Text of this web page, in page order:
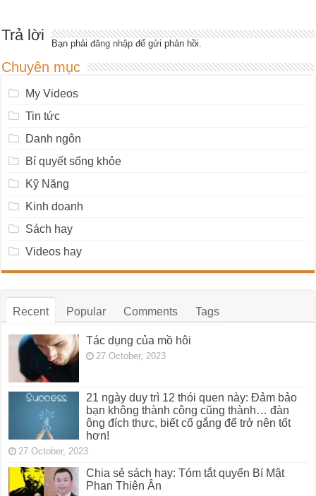
Trả lời Bạn phảiđăng nhập để gửi phản hồi.
Chuyên mục
My Videos
Tin tức
Danh ngôn
Bí quyết sống khỏe
Kỹ Năng
Kinh doanh
Sách hay
Videos hay
Recent Popular Comments Tags
Tác dụng của mồ hôi
27 October, 2023
21 ngày duy trì 12 thói quen này: Đảm bảo
bạn không thành công cũng thành… đàn
ông đích thực, biết cố gắng để trở nên tốt
hơn!
27 October, 2023
Chia sẻ sách hay: Tóm tắt quyển Bí Mật
Phan Thiên Ân